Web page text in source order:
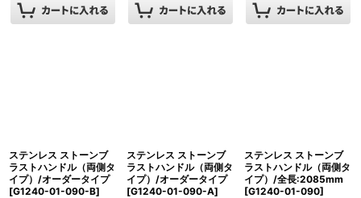
ステンレス ストーンブ
ラストハンドル（両側タ
イプ）/オーダータイプ
[G1240-01-090-B]
ステンレス ストーンブ
ラストハンドル（両側タ
イプ）/オーダータイプ
[G1240-01-090-A]
ステンレス ストーンブ
ラストハンドル（両側タ
イプ）/全長:2085mm
[G1240-01-090]